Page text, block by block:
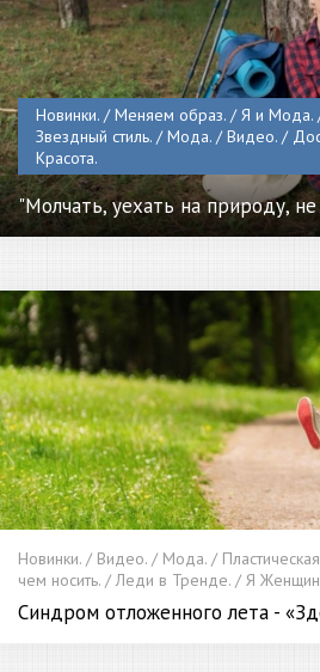
Новинки. / Меняем образ. / Я и Мода.
Звездный стиль. / Мода. / Видео. /
Красота.
"Молчать, уехать на природу,
Новинки. / Видео. / Мода. /
чем носить. / Леди в Тренде. / Я
Синдром отложенного лета -